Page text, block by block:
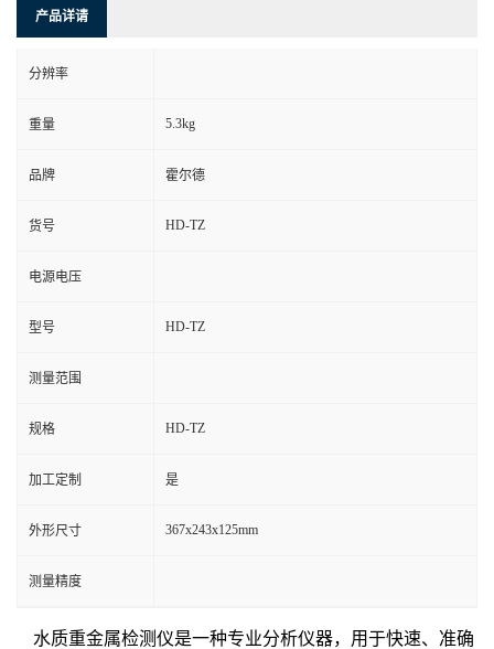
产品详请
分辨率
重量 5.3kg
品牌 霍尔德
货号 HD-TZ
电源电压
型号 HD-TZ
测量范围
规格 HD-TZ
加工定制 是
外形尺寸 367x243x125mm
测量精度
水质重金属检测仪是一种专业分析仪器，用于快速、准确